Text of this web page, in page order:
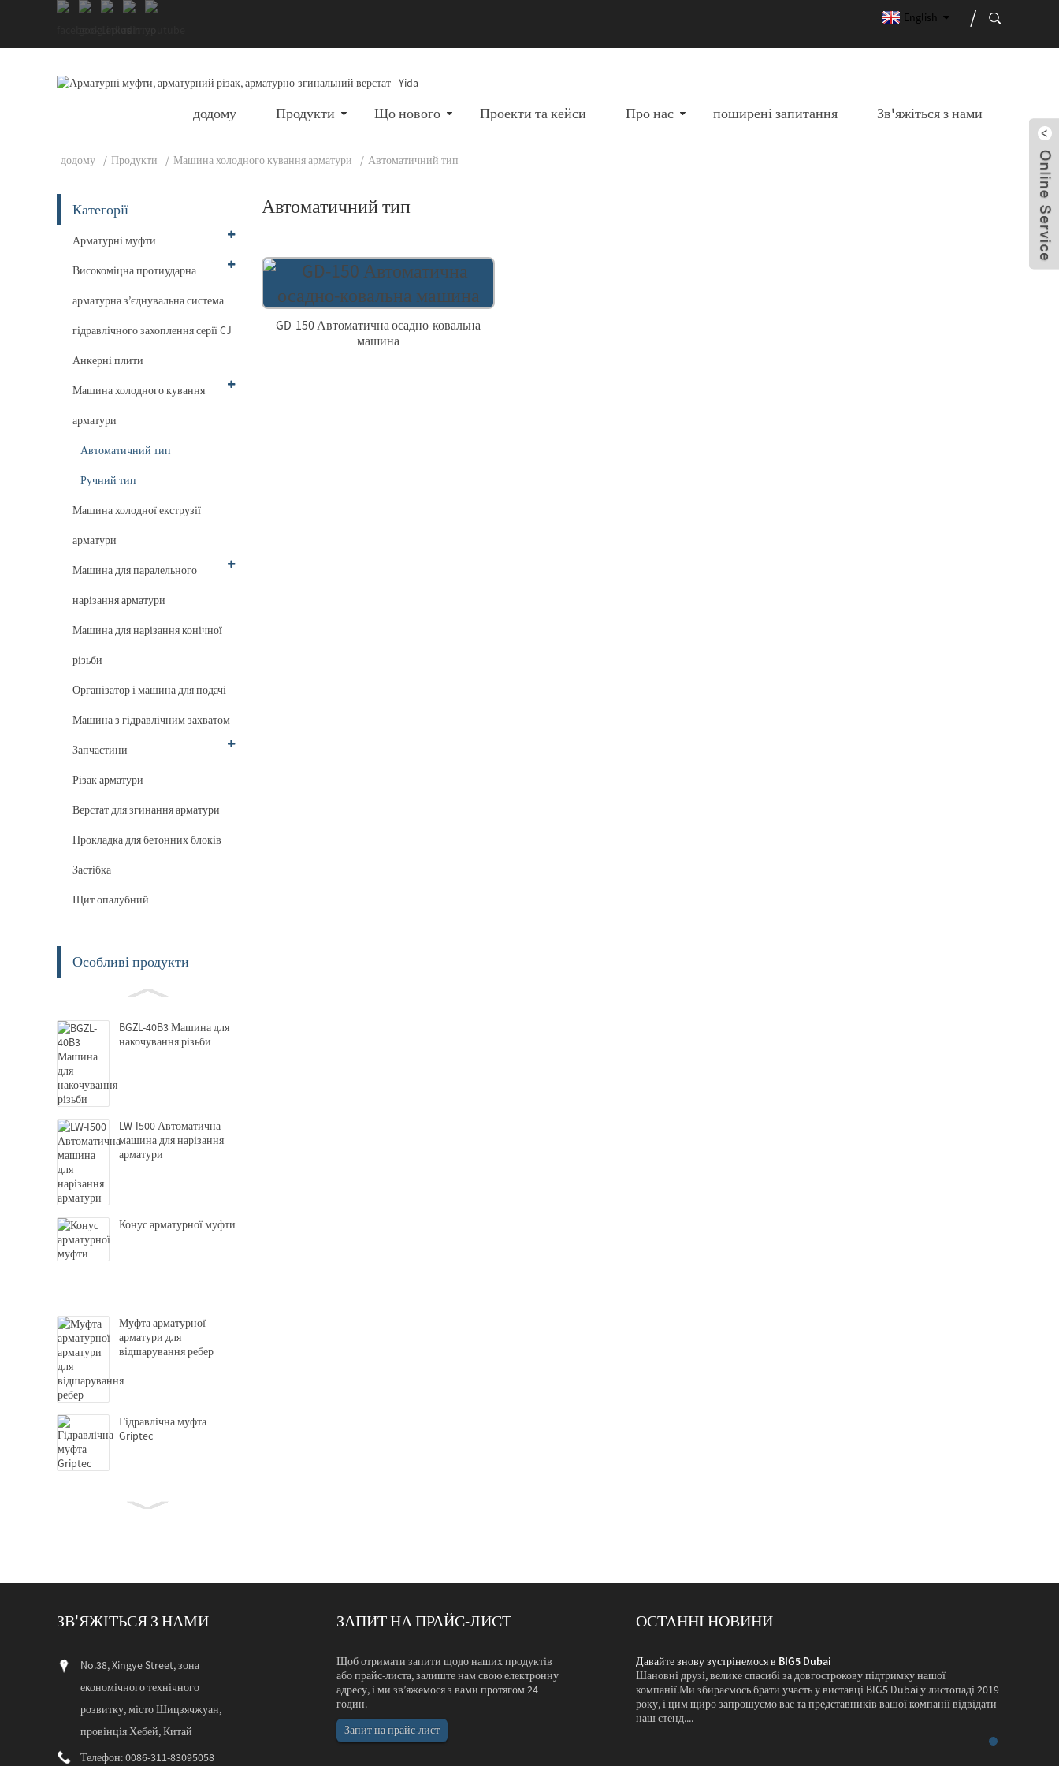
English
додому Продукти Що нового Проекти та кейси Про нас поширені запитання Зв'яжіться з нами
додому Продукти Машина холодного кування арматури Автоматичний тип
Категорії
Арматурні муфти
Високоміцна протиударна
арматурна з’єднувальна система
гідравлічного захоплення серії CJ
Анкерні плити
Машина холодного кування
арматури
Автоматичний тип
Ручний тип
Машина холодної екструзії
арматури
Машина для паралельного
нарізання арматури
Машина для нарізання конічної
різьби
Організатор і машина для подачі
Машина з гідравлічним захватом
Запчастини
Різак арматури
Верстат для згинання арматури
Прокладка для бетонних блоків
Застібка
Щит опалубний
Особливі продукти
BGZL-40B3 Машина для
накочування різьби
LW-I500 Автоматична
машина для нарізання
арматури
Конус арматурної муфти
Муфта арматурної
арматури для
відшарування ребер
Гідравлічна муфта
Griptec
GL-12 Автоматичний
Анкерна пластина з
паралельною різьбою
Автоматичний тип
GD-150 Автоматична осадно-ковальна
машина
ЗВ'ЯЖІТЬСЯ З НАМИ
No.38, Xingye Street, зона
економічного технічного
розвитку, місто Шицзячжуан,
провінція Хебей, Китай
Телефон: 0086-311-83095058
ЗАПИТ НА ПРАЙС-ЛИСТ
Щоб отримати запити щодо наших продуктів
або прайс-листа, залиште нам свою електронну
адресу, і ми зв’яжемося з вами протягом 24
годин.
Запит на прайс-лист
ОСТАННІ НОВИНИ
Давайте знову зустрінемося в BIG5 Dubai
Шановні друзі, велике спасибі за довгострокову підтримку нашої
компанії.Ми збираємось брати участь у виставці BIG5 Dubai у листопаді 2019
року, і цим щиро запрошуємо вас та представників вашої компанії відвідати
Давайте знову зустрінемося в BIG5 Dubai
Шановні друзі, велике спасибі за довгострокову підтримку нашої
компанії.Ми збираємось брати участь у виставці BIG5 Dubai у листопаді 2019
року, і цим щиро запрошуємо вас та представників вашої компанії відвідати
наш стенд....